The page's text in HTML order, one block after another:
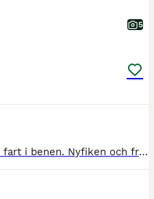
5
Ett lovande hingstföl som har fart i benen. Nyfiken och framåt. Han har stor galopp och rör sig attraktivt i alla gångarter. Försäkrad i Agria sedan foster. Pappa Delany en unghingst som bedömts med